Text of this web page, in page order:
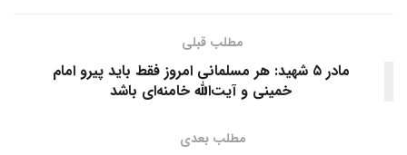
مطلب قبلی
مادر ۵ شهید: هر مسلمانی امروز فقط باید پیرو امام
خمینی و آیت‌الله خامنه‌ای باشد
مطلب بعدی